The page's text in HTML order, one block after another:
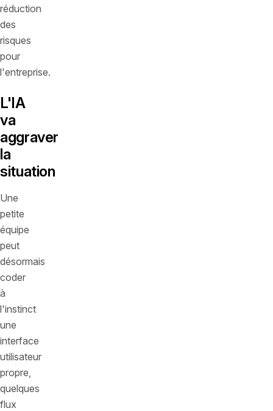
réduction
des
risques
pour
l'entreprise.
L'IA
va
aggraver
la
situation
Une
petite
équipe
peut
désormais
coder
à
l'instinct
une
interface
utilisateur
propre,
quelques
flux